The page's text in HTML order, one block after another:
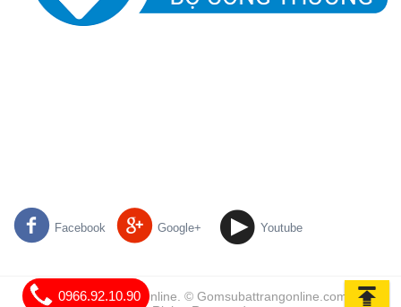
0966.92.10.90
Facebook Google+ Youtube
Gốm Sứ Bát Tràng Online. © Gomsubattrangonline.com | All